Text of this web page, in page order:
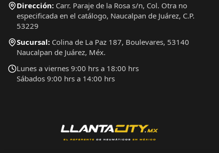
Dirección: Carr. Paraje de la Rosa s/n, Col. Otra no
especificada en el catálogo, Naucalpan de Juárez, C.P.
53229
Sucursal: Colina de La Paz 187, Boulevares, 53140
Naucalpan de Juárez, Méx.
Lunes a viernes 9:00 hrs a 18:00 hrs
Sábados 9:00 hrs a 14:00 hrs